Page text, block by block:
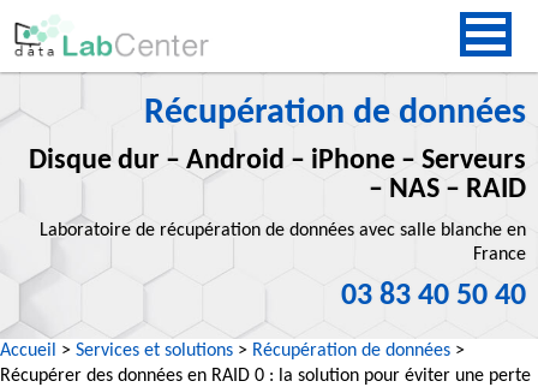
Récupération de données
Disque dur – Android – iPhone – Serveurs
– NAS – RAID
Laboratoire de récupération de données avec salle blanche en
France
03 83 40 50 40
Accueil > Services et solutions > Récupération de données >
Récupérer des données en RAID 0 : la solution pour éviter une perte